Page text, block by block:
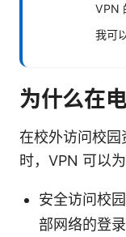
VPN
我可
为什么在
在校外访问校
时，VPN 可以
安全访问校
部网络的登